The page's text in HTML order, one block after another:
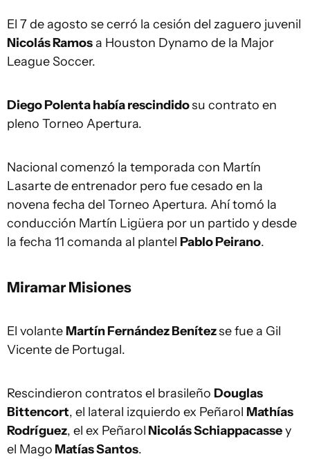
El 7 de agosto se cerró la cesión del zaguero juvenil
Nicolás Ramosa Houston Dynamo de la Major
League Soccer.
Diego Polenta había rescindidosu contrato en
pleno Torneo Apertura.
Nacional comenzó la temporada con Martín
Lasarte de entrenador pero fue cesado en la
novena fecha del Torneo Apertura. Ahí tomó la
conducción Martín Ligüera por un partido y desde
la fecha 11 comanda al plantel Pablo Peirano.
Miramar Misiones
El volante Martín Fernández Benítezse fue a Gil
Vicente de Portugal.
Rescindieron contratos el brasileño Douglas
Bittencort, el lateral izquierdo ex Peñarol Mathías
Rodríguez, el ex Peñarol Nicolás Schiappacassey
el Mago Matías Santos.